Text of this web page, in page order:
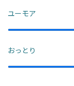
ユーモア
おっとり